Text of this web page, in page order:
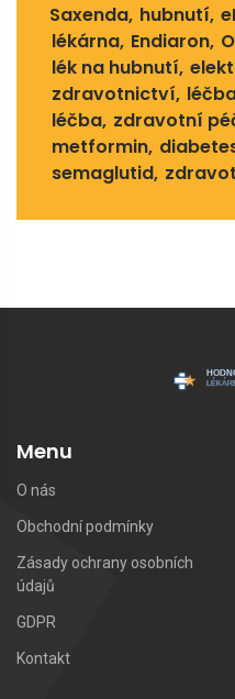
Saxenda hubnutí
lékárna Endiaron
lék na hubnutí
zdravotnictví
léčba zdravotní
metformin
semaglutid
Menu
O nás
Obchodní podmínky
Zásady ochrany osobních
údajů
GDPR
Kontakt